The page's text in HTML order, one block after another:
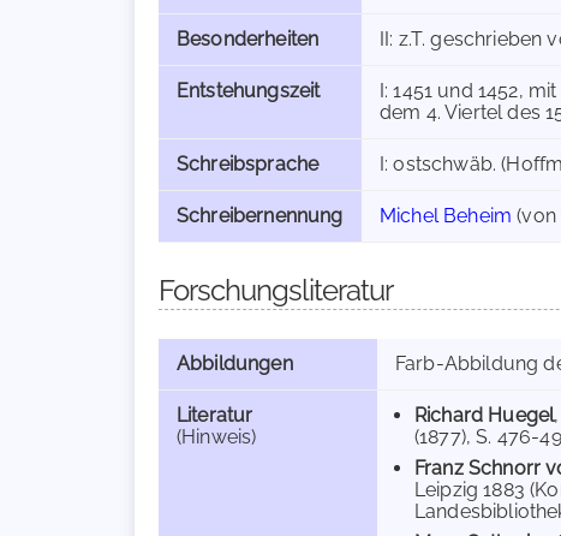
Besonderheiten II: z.T. geschrieben
Entstehungszeit
I: 1451 und 1452,
dem 4. Viertel des
Schreibsprache I: ostschwäb.
Schreibernennung Michel Beheim (von
Forschungsliteratur
Abbildungen Farb-Abbildung
Literatur
(Hinweis)
Richard Huegel
(1877), S. 476-
Franz Schnorr
Leipzig 1883